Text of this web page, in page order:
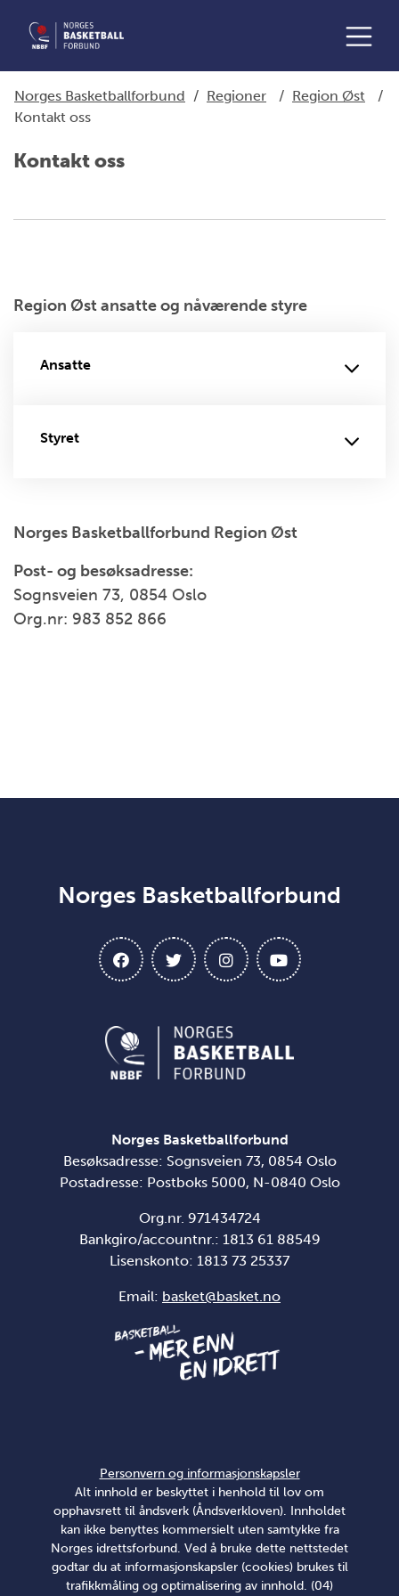
Norges Basketballforbund / Regioner / Region Øst
/
Kontakt oss
Kontakt oss
Region Øst ansatte og nåværende styre
Ansatte
Styret
Norges Basketballforbund Region Øst
Post- og besøksadresse:​​
Sognsveien 73, 0854 Oslo
Org.nr: 983 852 866
Norges Basketballforbund
Norges Basketballforbund
Besøksadresse: Sognsveien 73, 0854 Oslo
Postadresse: Postboks 5000, N-0840 Oslo
Org.nr. 971434724
Bankgiro/accountnr.: 1813 61 88549
Lisenskonto: 1813 73 25337
Email: basket@basket.no
Personvern og informasjonskapsler
Alt innhold er beskyttet i henhold til lov om
opphavsrett til åndsverk (Åndsverkloven). Innholdet
kan ikke benyttes kommersielt uten samtykke fra
Norges idrettsforbund. Ved å bruke dette nettstedet
godtar du at informasjonskapsler (cookies) brukes til
trafikkmåling og optimalisering av innhold. (04)